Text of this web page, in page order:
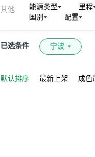
其他 能源类型 里程
国别
配置
已选条件 宁波
默认排序 最新上架 成色